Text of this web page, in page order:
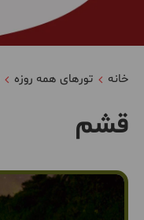
خانه تورهای همه روزه
قشم